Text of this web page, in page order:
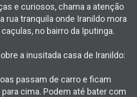
e curiosos, chama a atenção
rua tranquila onde Iranildo mora
no bairro da Iputinga.
a inusitada casa de Iranildo:
passam de carro e ficam
cima. Podem até bater com